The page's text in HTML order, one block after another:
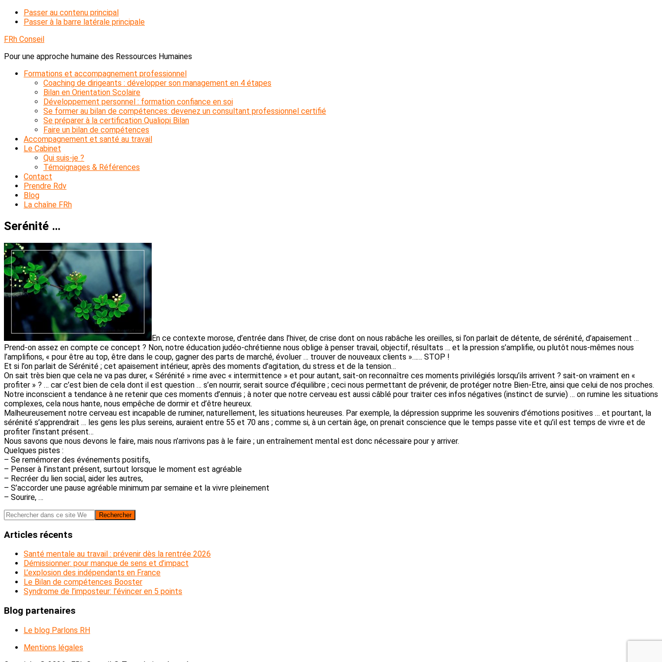
Passer au contenu principal
Passer à la barre latérale principale
FRh Conseil
Pour une approche humaine des Ressources Humaines
Formations et accompagnement professionnel
Coaching de dirigeants : développer son management en 4 étapes
Bilan en Orientation Scolaire
Développement personnel : formation confiance en soi
Se former au bilan de compétences: devenez un consultant professionnel certifié
Se préparer à la certification Qualiopi Bilan
Faire un bilan de compétences
Accompagnement et santé au travail
Le Cabinet
Qui suis-je ?
Témoignages & Références
Contact
Prendre Rdv
Blog
La chaîne FRh
Serénité …
En ce contexte morose, d’entrée dans l’hiver, de crise dont on nous rabâche les oreilles, si l’on parlait de détente, de sérénité, d’apaisement …
Prend-on assez en compte ce concept ? Non, notre éducation judéo-chrétienne nous oblige à penser travail, objectif, résultats … et la pression s’amplifie, ou plutôt nous-mêmes nous
l’amplifions, « pour être au top, être dans le coup, gagner des parts de marché, évoluer … trouver de nouveaux clients »…… STOP !
Et si l’on parlait de Sérénité ; cet apaisement intérieur, après des moments d’agitation, du stress et de la tension…
On sait très bien que cela ne va pas durer, « Sérénité » rime avec « intermittence » et pour autant, sait-on reconnaître ces moments privilégiés lorsqu’ils arrivent ? sait-on vraiment en «
profiter » ? … car c’est bien de cela dont il est question … s’en nourrir, serait source d’équilibre ; ceci nous permettant de prévenir, de protéger notre Bien-Etre, ainsi que celui de nos proches.
Notre inconscient a tendance à ne retenir que ces moments d’ennuis ; à noter que notre cerveau est aussi câblé pour traiter ces infos négatives (instinct de survie) … on rumine les situations
complexes, cela nous hante, nous empêche de dormir et d’être heureux.
Malheureusement notre cerveau est incapable de ruminer, naturellement, les situations heureuses. Par exemple, la dépression supprime les souvenirs d’émotions positives … et pourtant, la
sérénité s’apprendrait … les gens les plus sereins, auraient entre 55 et 70 ans ; comme si, à un certain âge, on prenait conscience que le temps passe vite et qu’il est temps de vivre et de
profiter l’instant présent…
Nous savons que nous devons le faire, mais nous n’arrivons pas à le faire ; un entraînement mental est donc nécessaire pour y arriver.
Quelques pistes :
– Se remémorer des événements positifs,
– Penser à l’instant présent, surtout lorsque le moment est agréable
– Recréer du lien social, aider les autres,
– S’accorder une pause agréable minimum par semaine et la vivre pleinement
– Sourire, …
Barre
latérale
Rechercher
dans
ce
Web
Articles récents
Santé mentale au travail : prévenir dès la rentrée 2026
Démissionner: pour manque de sens et d’impact
L’explosion des indépendants en France
Le Bilan de compétences Booster
Syndrome de l’imposteur: l’évincer en 5 points
Blog partenaires
Le blog Parlons RH
Mentions légales